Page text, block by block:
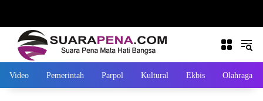
Video Pemerintah Parpol Kultural Ekbis Olahraga